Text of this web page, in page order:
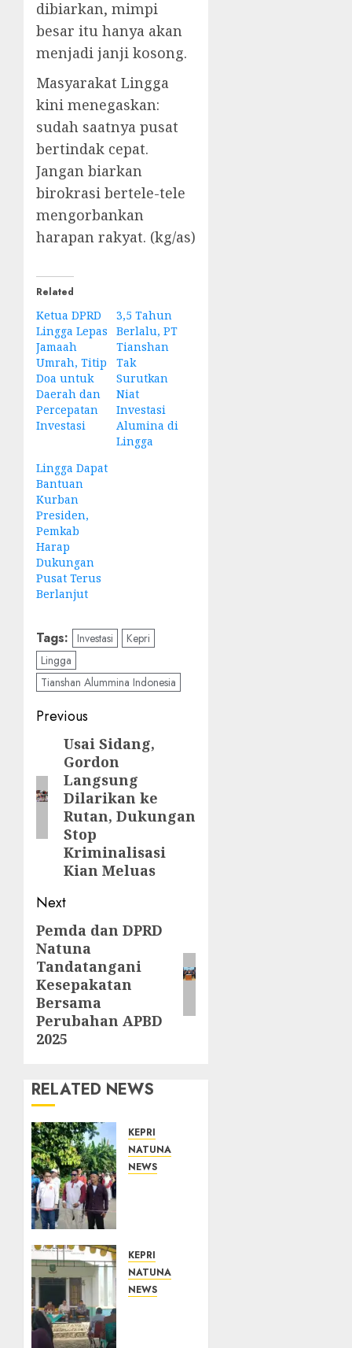
dibiarkan, mimpi
besar itu hanya akan
menjadi janji kosong.
Masyarakat Lingga
kini menegaskan:
sudah saatnya pusat
bertindak cepat.
Jangan biarkan
birokrasi bertele-tele
mengorbankan
harapan rakyat. (kg/as)
Related
Ketua DPRD
Lingga Lepas
Jamaah
Umrah, Titip
Doa untuk
Daerah dan
Percepatan
Investasi
3,5 Tahun
Berlalu, PT
Tianshan
Tak
Surutkan
Niat
Investasi
Alumina di
Lingga
Lingga Dapat
Bantuan
Kurban
Presiden,
Pemkab
Harap
Dukungan
Pusat Terus
Berlanjut
Tags: Investasi
Kepri
Lingga
Tianshan Alummina Indonesia
Post
navigation
Previous
Previous
post:
Usai Sidang,
Gordon
Langsung
Dilarikan ke
Rutan, Dukungan
Stop
Kriminalisasi
Kian Meluas
Next
Next
post:
Pemda dan DPRD
Natuna
Tandatangani
Kesepakatan
Bersama
Perubahan APBD
2025
RELATED NEWS
KEPRI
NATUNA
NEWS
Selading,
Marzuki
Ajak
KEPRI
NATUNA
NEWS